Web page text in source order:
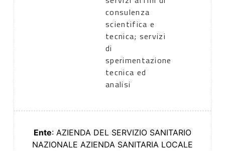
consulenza
scientifica e
tecnica; servizi
di
sperimentazione
tecnica ed
analisi
Ente: AZIENDA DEL SERVIZIO SANITARIO
NAZIONALE AZIENDA SANITARIA LOCALE